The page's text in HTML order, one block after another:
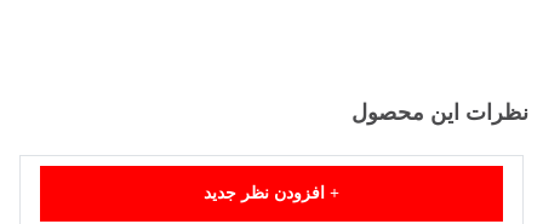
نظرات این محصول
+ افزودن نظر جدید